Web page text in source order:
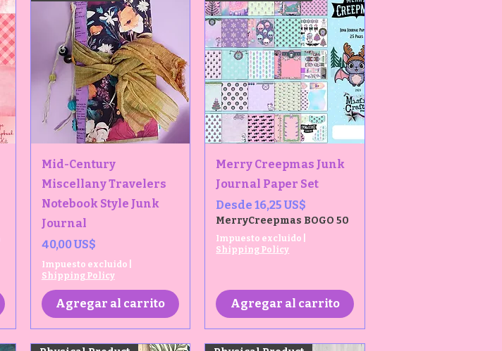
Vista rápida
Mid-Century
Miscellany Travelers
Notebook Style Junk
Journal
Precio
40,00 US$
Impuesto excluido
Shipping Policy
Agregar al carrito
Vista rápida
Merry Creepmas Junk
Journal Paper Set
Desde16,25 US$
Precio de oferta
MerryCreepmas BOGO 50
Impuesto excluido
Shipping Policy
Agregar al carrito